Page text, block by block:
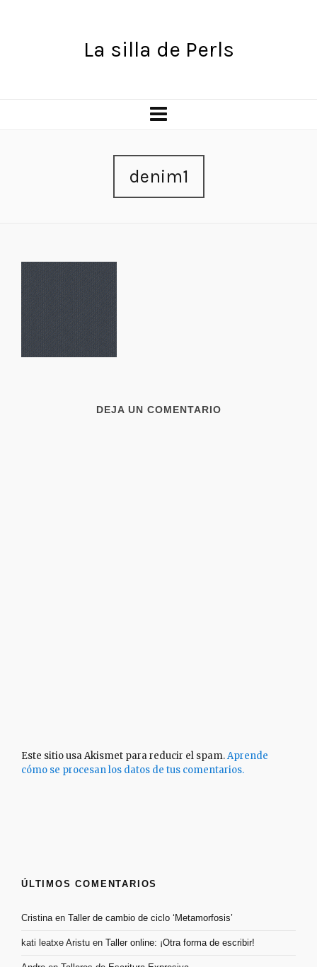
La silla de Perls
denim1
DEJA UN COMENTARIO
Este sitio usa Akismet para reducir el spam.Aprende
cómo se procesan los datos de tus comentarios.
ÚLTIMOS COMENTARIOS
Cristinaen Taller de cambio de ciclo ‘Metamorfosis’
kati leatxe Aristu en Taller online: ¡Otra forma de escribir!